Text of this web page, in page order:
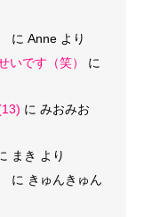
に Anne より
いです（笑）
に
に みおみお
まき より
に きゅんきゅん